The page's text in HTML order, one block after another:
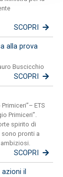
SCOPRI
alla prova
Buscicchio
SCOPRI
ETS
Primiceri”.
spirito di
pronti a
SCOPRI
il